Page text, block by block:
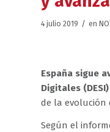
4 julio 2019 / en
España sigue
Digitales
de la evolución
Según el